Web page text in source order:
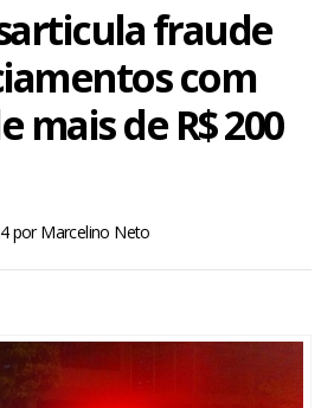
fraude
com
mais de R$ 200
porMarcelino Neto